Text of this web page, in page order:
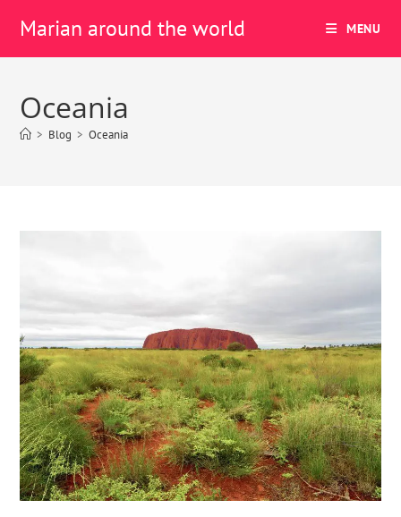
Marian around the world MENU
Oceania
> Blog > Oceania